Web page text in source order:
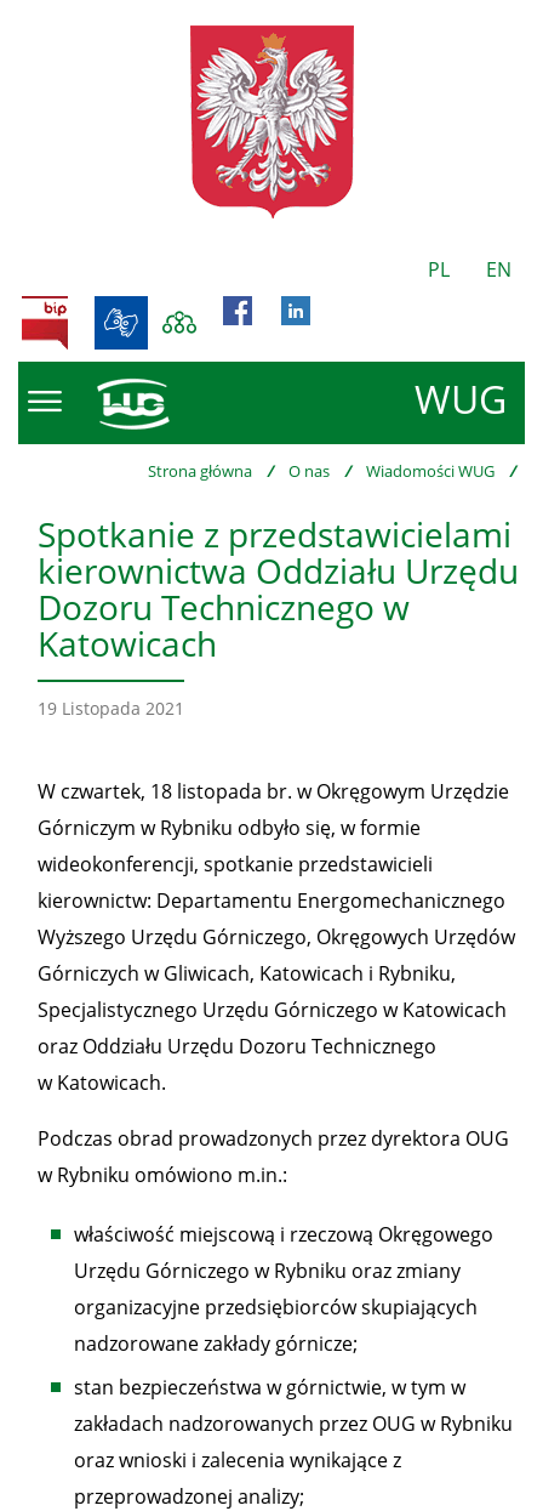
PL EN
WUG
BIP
Strona główna / O nas / Wiadomości WUG /
Spotkanie z przedstawicielami
kierownictwa Oddziału Urzędu
Dozoru Technicznego w
Katowicach
19 Listopada 2021
W czwartek, 18 listopada br. w Okręgowym Urzędzie
Górniczym w Rybniku odbyło się, w formie
wideokonferencji, spotkanie przedstawicieli
kierownictw: Departamentu Energomechanicznego
Wyższego Urzędu Górniczego, Okręgowych Urzędów
Górniczych w Gliwicach, Katowicach i Rybniku,
Specjalistycznego Urzędu Górniczego w Katowicach
oraz Oddziału Urzędu Dozoru Technicznego
w Katowicach.
Podczas obrad prowadzonych przez dyrektora OUG
w Rybniku omówiono m.in.:
właściwość miejscową i rzeczową Okręgowego
Urzędu Górniczego w Rybniku oraz zmiany
organizacyjne przedsiębiorców skupiających
nadzorowane zakłady górnicze;
stan bezpieczeństwa w górnictwie, w tym w
zakładach nadzorowanych przez OUG w Rybniku
oraz wnioski i zalecenia wynikające z
przeprowadzonej analizy;